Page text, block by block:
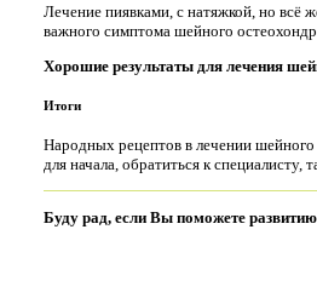
Лечение пиявками, с натяжкой, но всё
важного симптома шейного
Хорошие результаты для лечения
Итоги
Народных рецептов в лечении
для начала, обратиться к специалисту,
Буду рад, если Вы поможете